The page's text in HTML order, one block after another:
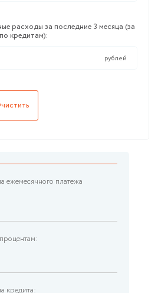
рублей
ежемесячного платежа
кредита: